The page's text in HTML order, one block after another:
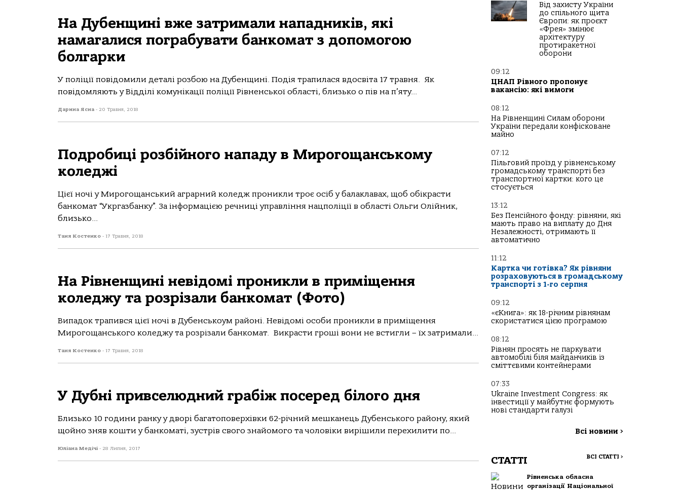
На Дубенщині вже затримали нападників, які
намагалися пограбувати банкомат з допомогою
болгарки
У поліції повідомили деталі розбою на Дубенщині. Подія трапилася вдосвіта 17 травня. Як
повідомляють у Відділі комунікації поліції Рівненської області, близько о пів на п’яту...
Дарина Ясна - 20 Травня, 2018
Подробиці розбійного нападу в Мирогощанському
коледжі
Цієї ночі у Мирогощанський аграрний коледж проникли троє осіб у балаклавах, щоб обікрасти
банкомат “Укргазбанку”. За інформацією речниці управління нацполіції в області Ольги Олійник,
близько...
Таня Костенко - 17 Травня, 2018
На Рівненщині невідомі проникли в приміщення
коледжу та розрізали банкомат (Фото)
Випадок трапився цієї ночі в Дубенськоум районі. Невідомі особи проникли в приміщення
Мирогощанського коледжу та розрізали банкомат. Викрасти гроші вони не встигли – їх затримали...
Таня Костенко - 17 Травня, 2018
У Дубні привселюдний грабіж посеред білого дня
Близько 10 години ранку у дворі багатоповерхівки 62-річний мешканець Дубенського району, який
щойно зняв кошти у банкоматі, зустрів свого знайомого та чоловіки вирішили перехилити по...
Юліана Медічі - 28 Липня, 2017
Від захисту України
до спільного щита
Європи: як проєкт
«Фрея» змінює
архітектуру
протиракетної
оборони
09:12
ЦНАП Рівного пропонує
вакансію: які вимоги
08:12
На Рівненщині Силам оборони
України передали конфісковане
майно
07:12
Пільговий проїзд у рівненському
громадському транспорті без
транспортної картки: кого це
стосується
13:12
Без Пенсійного фонду: рівняни, які
мають право на виплату до Дня
Незалежності, отримають її
автоматично
11:12
Картка чи готівка? Як рівняни
розраховуються в громадському
транспорті з 1-го серпня
09:12
«єКнига»: як 18-річним рівнянам
скористатися цією програмою
08:12
Рівнян просять не паркувати
автомобілі біля майданчиків із
сміттєвими контейнерами
07:33
Ukraine Investment Congress: як
інвестиції у майбутнє формують
нові стандарти галузі
Всі новини >
СТАТТІ ВСІ СТАТТІ >
Рівненська обласна
організації Національної